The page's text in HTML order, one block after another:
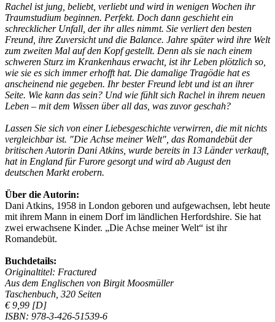
Rachel ist jung, beliebt, verliebt und wird in wenigen Wochen ihr
Traumstudium beginnen. Perfekt. Doch dann geschieht ein
schrecklicher Unfall, der ihr alles nimmt. Sie verliert den besten
Freund, ihre Zuversicht und die Balance. Jahre später wird ihre Welt
zum zweiten Mal auf den Kopf gestellt. Denn als sie nach einem
schweren Sturz im Krankenhaus erwacht, ist ihr Leben plötzlich so,
wie sie es sich immer erhofft hat. Die damalige Tragödie hat es
anscheinend nie gegeben. Ihr bester Freund lebt und ist an ihrer
Seite. Wie kann das sein? Und wie fühlt sich Rachel in ihrem neuen
Leben – mit dem Wissen über all das, was zuvor geschah?
Lassen Sie sich von einer Liebesgeschichte verwirren, die mit nichts
vergleichbar ist. "Die Achse meiner Welt", das Romandebüt der
britischen Autorin Dani Atkins, wurde bereits in 13 Länder verkauft,
hat in England für Furore gesorgt und wird ab August den
deutschen Markt erobern.
Über die Autorin:
Dani Atkins, 1958 in London geboren und aufgewachsen, lebt heute
mit ihrem Mann in einem Dorf im ländlichen Herfordshire. Sie hat
zwei erwachsene Kinder. „Die Achse meiner Welt“ ist ihr
Romandebüt.
Buchdetails:
Originaltitel: Fractured
Aus dem Englischen von Birgit Moosmüller
Taschenbuch, 320 Seiten
€ 9,99 [D]
ISBN: 978-3-426-51539-6